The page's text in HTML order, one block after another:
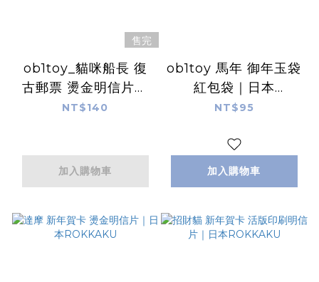
售完
ob1toy_貓咪船長 復
古郵票 燙金明信片｜
日本ROKKAKU
NT$140
加入購物車
ob1toy 馬年 御年玉袋
紅包袋｜日本
ROKKAKU
NT$95
加入購物車